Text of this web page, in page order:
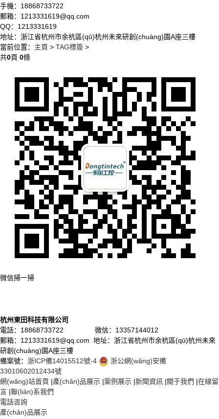
手機：18868733722
郵箱：1213331619@qq.com
QQ：1213331619
地址：浙江省杭州市余杭區(qū)杭州未來研創(chuàng)園A座三樓
當前位置： 主頁 > TAG標簽 >
共0頁 0條
微信掃一掃
杭州東田科技有限公司
電話：18868733722 微信：13357144012
郵箱：1213331619@qq.com 地址：浙江省杭州市余杭區(qū)杭州未來
研創(chuàng)園A座三樓
備案號： 浙ICP備14015512號-4
浙公網(wǎng)安備
33010602012434號
網(wǎng)站首頁 |產(chǎn)品展示 |案例展示 |新聞資訊 |關于我們 |在線留
言 |聯(lián)系我們
電話咨詢
產(chǎn)品展示